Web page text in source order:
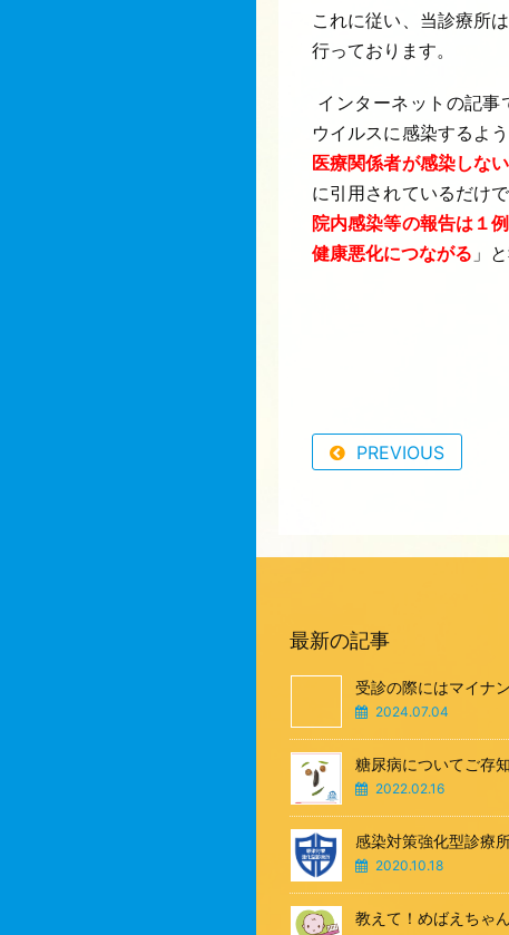
これに従い、当診療所
行っております。
インターネットの記
ウイルスに感染するよ
医療関係者が感染しな
に引用されているだけで
院内感染等の報告は１
健康悪化につながる 」
PREVIOUS
最新の記事
受診の際にはマイナ
2024.07.04
糖尿病についてご存
2022.02.16
感染対策強化型診療
2020.10.18
教えて！めばえち